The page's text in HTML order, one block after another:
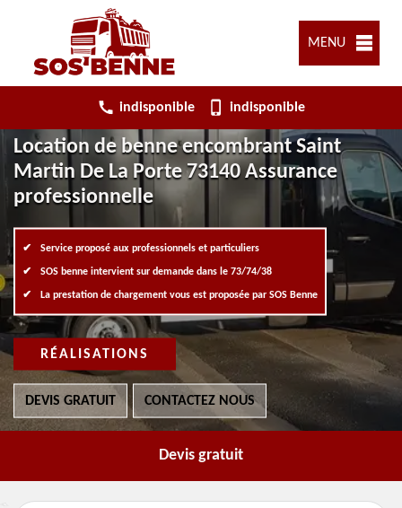
MENU
indisponible indisponible
Location de benne encombrant Saint
Martin De La Porte 73140 Assurance
professionnelle
Service proposé aux professionnels et particuliers
SOS benne intervient sur demande dans le 73/74/38
La prestation de chargement vous est proposée par SOS Benne
RÉALISATIONS
DEVIS GRATUIT CONTACTEZ NOUS
Devis gratuit